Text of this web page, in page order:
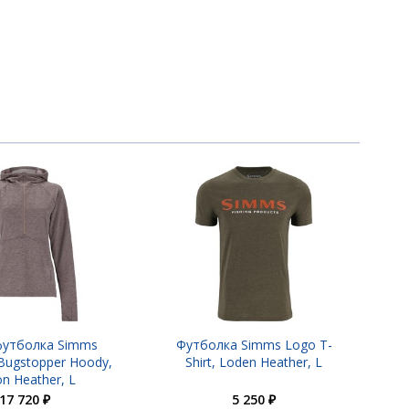
Simms
Hoody,
Heather, L
17 720 ₽
Футболка Simms Logo T-
Shirt, Loden Heather, L
5 250 ₽